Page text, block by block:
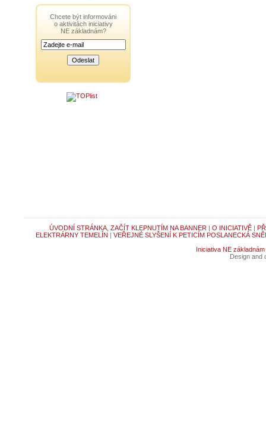
Chcete být informováni
o aktivitách iniciativy
NE základnám?
ÚVODNÍ STRÁNKA, ZAČÍT KLEPNUTÍM NA BANNER | O INICIATIVĚ|
ELEKTRÁRNY TEMELÍN | VEŘEJNÉ SLYŠENÍ K PETICÍM POSLANECKÁ
Iniciativa NE základnám
Design and